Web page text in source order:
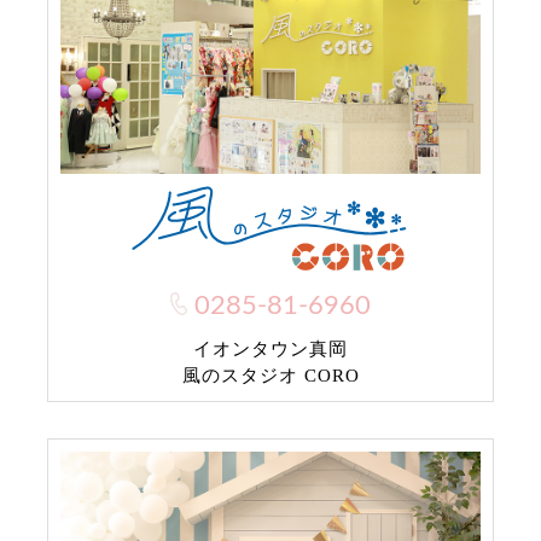
0285-81-6960
イオンタウン真岡
風のスタジオ CORO